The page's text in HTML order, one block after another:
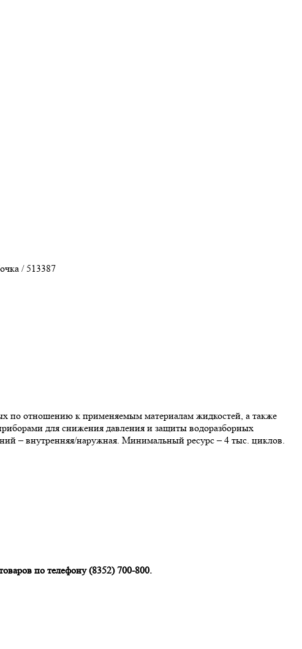
/ 513387
по отношению к применяемым материалам жидкостей, а также
для снижения давления и защиты водоразборных
– внутренняя/наружная. Минимальный ресурс – 4 тыс. циклов.
по телефону (8352) 700-800.